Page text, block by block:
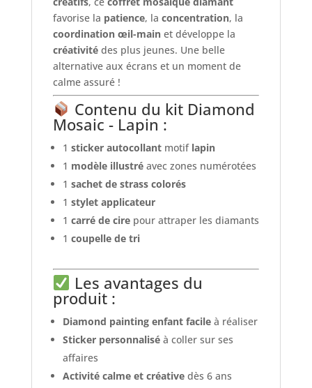
favorise la patience, la concentration, la
coordination œil-mainet développe la
créativitédes plus jeunes. Une belle
alternative aux écrans et un moment de
calme assuré !
Contenu du kit Diamond
Mosaic - Lapin :
1 sticker autocollantmotif lapin
1 modèle illustréavec zones numérotées
1 sachet de strass colorés
1 stylet applicateur
1 carré de cirepour attraper les diamants
1 coupelle de tri
Les avantages du
produit :
Diamond painting enfant facileà réaliser
Sticker personnaliséà coller sur ses
affaires
Activité calme et créativedès 6 ans